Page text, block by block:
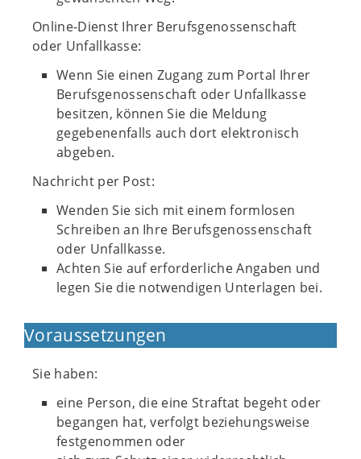
Online-Dienst Ihrer Berufsgenossenschaft
oder Unfallkasse:
Wenn Sie einen Zugang zum Portal Ihrer
Berufsgenossenschaft oder Unfallkasse
besitzen, können Sie die Meldung
gegebenenfalls auch dort elektronisch
abgeben.
Nachricht per Post:
Wenden Sie sich mit einem formlosen
Schreiben an Ihre Berufsgenossenschaft
oder Unfallkasse.
Achten Sie auf erforderliche Angaben und
legen Sie die notwendigen Unterlagen bei.
Voraussetzungen
Sie haben:
eine Person, die eine Straftat begeht oder
begangen hat, verfolgt beziehungsweise
festgenommen oder